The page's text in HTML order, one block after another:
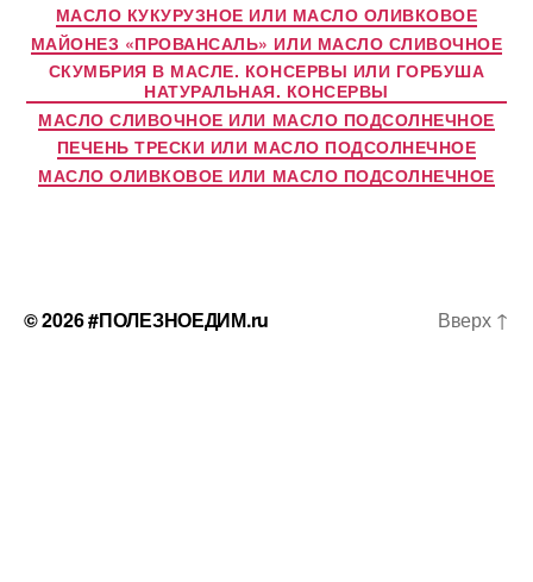
МАСЛО КУКУРУЗНОЕ ИЛИ МАСЛО ОЛИВКОВОЕ
МАЙОНЕЗ «ПРОВАНСАЛЬ» ИЛИ МАСЛО СЛИВОЧНОЕ
СКУМБРИЯ В МАСЛЕ. КОНСЕРВЫ ИЛИ ГОРБУША
НАТУРАЛЬНАЯ. КОНСЕРВЫ
МАСЛО СЛИВОЧНОЕ ИЛИ МАСЛО ПОДСОЛНЕЧНОЕ
ПЕЧЕНЬ ТРЕСКИ ИЛИ МАСЛО ПОДСОЛНЕЧНОЕ
МАСЛО ОЛИВКОВОЕ ИЛИ МАСЛО ПОДСОЛНЕЧНОЕ
© 2026#ПОЛЕЗНОЕДИМ.ru Вверх ↑